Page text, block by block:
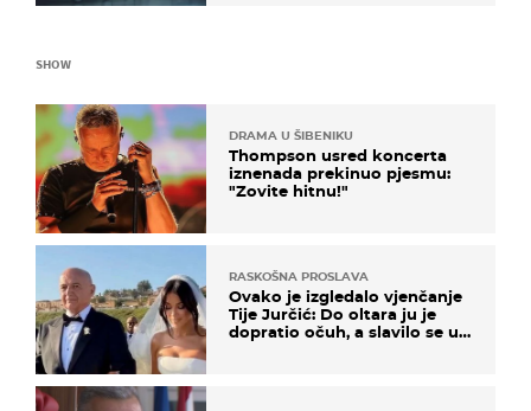
SHOW
DRAMA U ŠIBENIKU
Thompson usred koncerta
iznenada prekinuo pjesmu:
"Zovite hitnu!"
RASKOŠNA PROSLAVA
Ovako je izgledalo vjenčanje
Tije Jurčić: Do oltara ju je
dopratio očuh, a slavilo se uz